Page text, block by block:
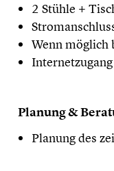
2 Stühle +
Wenn möglich
Internetzugang
Planung &
Planung des